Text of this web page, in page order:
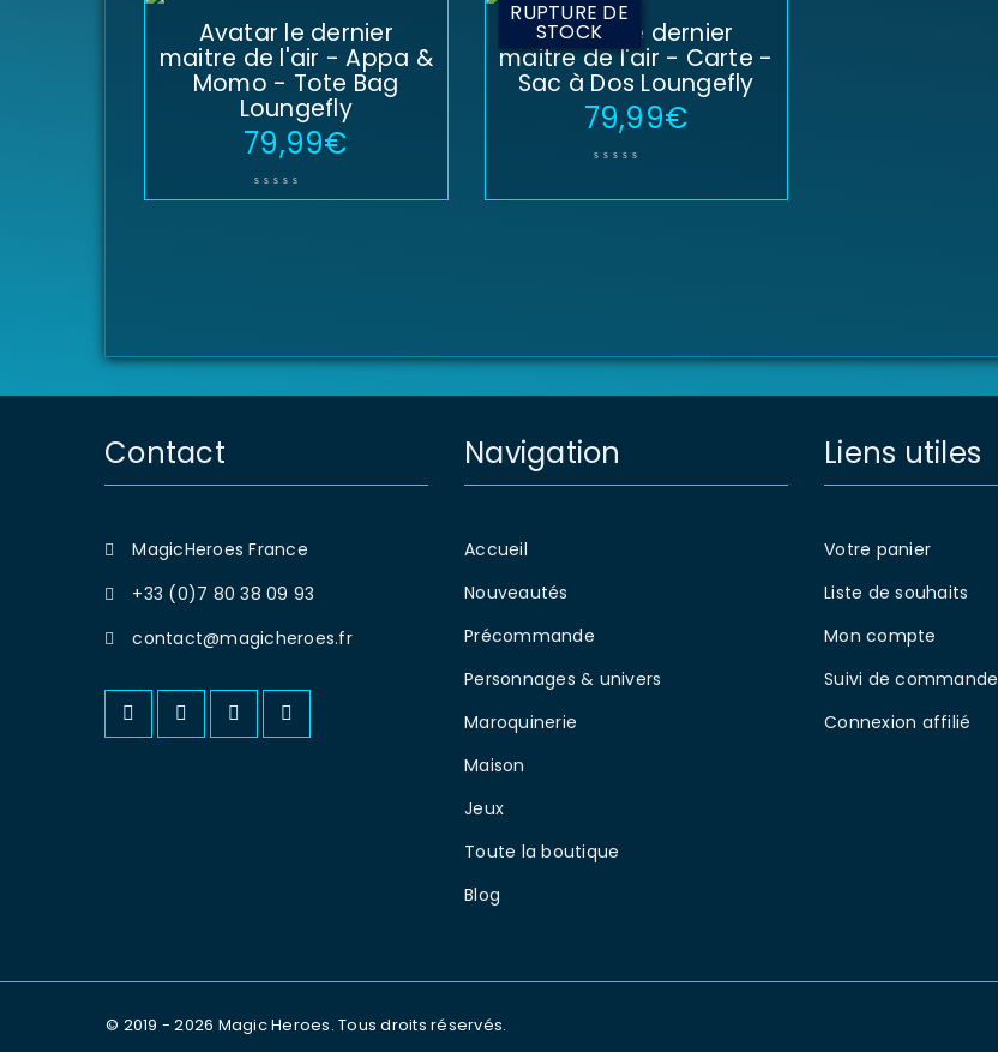
Avatar le dernier
maitre de l'air - Appa &
Momo - Tote Bag
Loungefly
79,99€
RUPTURE DE
STOCK
Avatar le dernier
maitre de l'air - Carte -
Sac à Dos Loungefly
79,99€
Contact
MagicHeroes France
+33 (0)7 80 38 09 93
contact@magicheroes.fr
Navigation
Accueil
Nouveautés
Précommande
Personnages & univers
Maroquinerie
Maison
Jeux
Toute la boutique
Blog
Liens utiles
Votre panier
Liste de souhaits
Mon compte
Suivi de commande
Connexion affilié
© 2019 - 2026 Magic Heroes. Tous droits réservés.